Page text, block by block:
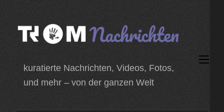
Zum
Inhalt
springen
drücken)
kuratierte Nachrichten, Videos, Fotos,
und mehr – von der ganzen Welt